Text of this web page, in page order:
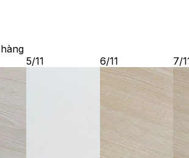
5/11 6/11 7/